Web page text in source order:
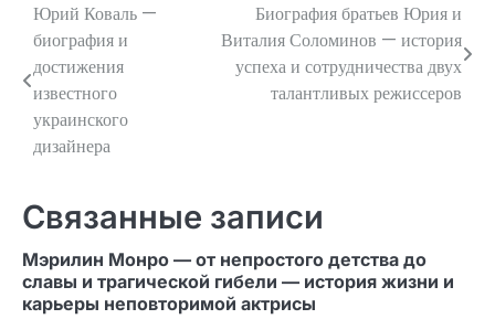
Навигация
по
записям
Юрий Коваль —
биография и
достижения
известного
украинского
дизайнера
Биография братьев Юрия и
Виталия Соломинов — история
успеха и сотрудничества двух
талантливых режиссеров
Связанные записи
Мэрилин Монро — от непростого детства до
славы и трагической гибели — история жизни и
карьеры неповторимой актрисы